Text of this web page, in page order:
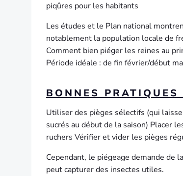
piqûres pour les habitants
Les études et le Plan national
notablement la population locale de
Comment bien piéger les reines au
Période idéale : de fin février/début
BONNES
Utiliser des pièges sélectifs (qui
sucrés au début de la saison) Placer
ruchers Vérifier et vider les pièges
Cependant, le piégeage demande de
peut capturer des insectes utiles.